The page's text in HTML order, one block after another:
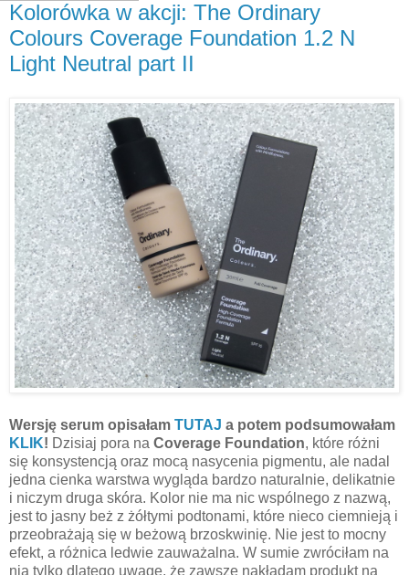
Kolorówka w akcji: The Ordinary
Colours Coverage Foundation 1.2 N
Light Neutral part II
Wersję serum opisałam TUTAJ a potem podsumowałam
KLIK! Dzisiaj pora na Coverage Foundation, które różni
się konsystencją oraz mocą nasycenia pigmentu, ale nadal
jedna cienka warstwa wygląda bardzo naturalnie, delikatnie
i niczym druga skóra. Kolor nie ma nic wspólnego z nazwą,
jest to jasny beż z żółtymi podtonami, które nieco ciemnieją i
przeobrażają się w beżową brzoskwinię. Nie jest to mocny
efekt, a różnica ledwie zauważalna. W sumie zwróciłam na
nią tylko dlatego uwagę, że zawsze nakładam produkt na